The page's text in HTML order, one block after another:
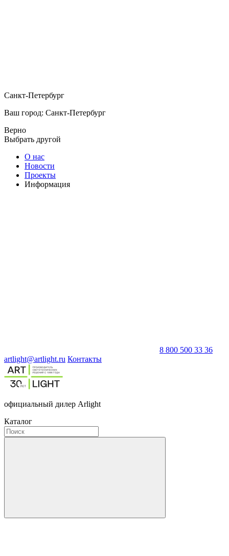
Санкт-Петербург
Ваш город: Санкт-Петербург
Верно
Выбрать другой
О нас
Новости
Проекты
Информация
8 800 500 33 36
artlight@artlight.ru Контакты
официальный дилер Arlight
Каталог